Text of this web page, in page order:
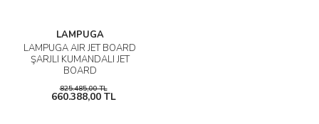
LAMPUGA
LAMPUGA AIR JET BOARD
ŞARJLI KUMANDALI JET
BOARD
825.485,00 TL
660.388,00 TL